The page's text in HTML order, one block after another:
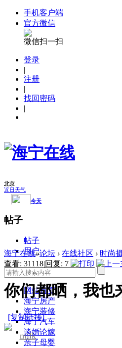
手机客户端
官方微信
微信扫一扫
登录
|
注册
|
找回密码
|
帖子
帖子
用户
网站首页
海宁房产
海宁装修
海宁汽车
谈婚论嫁
亲子母婴
海宁在线»论坛 › 在线社区 › 时尚
查看: 31118|回复: 7
你们都晒，我也
[复制链接]
milk